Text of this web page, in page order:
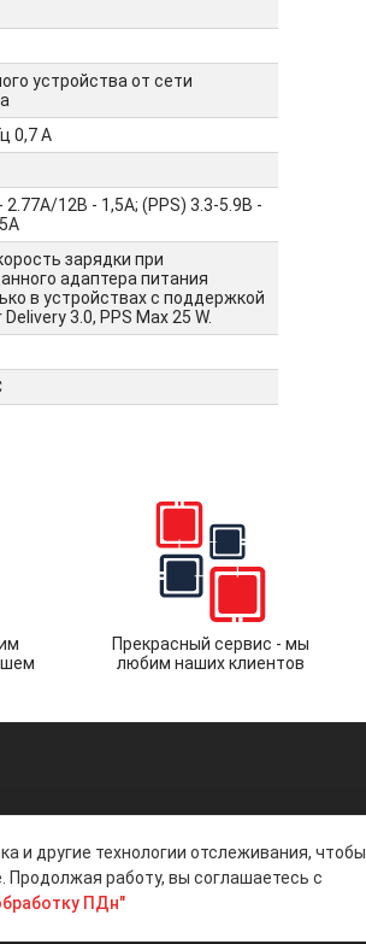
устройства от сети
0,7 А
2.77А/12В - 1,5А; (PPS) 3.3-5.9В -
зарядки при
адаптера питания
в устройствах с поддержкой
3.0, PPS Max 25 W.
Прекрасный сервис - мы
любим наших клиентов
и другие технологии отслеживания, чтобы
работу, вы соглашаетесь с
ПДн"